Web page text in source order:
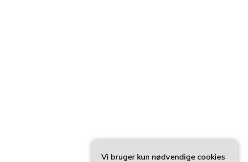
Vi bruger kun nødvendige cookies